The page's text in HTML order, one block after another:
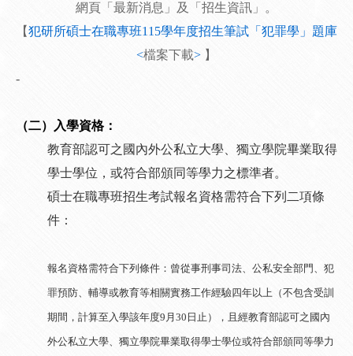
網頁「最新消息」及「招生資訊」。
【犯研所碩士在職專班115學年度招生筆試「犯罪學」題庫
<檔案下載> 】
-
（二）入學資格：
教育部認可之國內外公私立大學、獨立學院畢業取得
學士學位，或符合部頒同等學力之標準者。
碩士在職專班招生考試報名資格需符合下列二項條
件：
報名資格需符合下列條件：曾從事刑事司法、公私安全部門、犯
罪預防、輔導或教育等相關實務工作經驗四年以上（不包含受訓
期間，計算至入學該年度9月30日止），且經教育部認可之國內
外公私立大學、獨立學院畢業取得學士學位或符合部頒同等學力